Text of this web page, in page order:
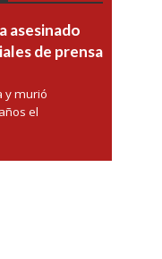
asesinado
de prensa
y murió
el